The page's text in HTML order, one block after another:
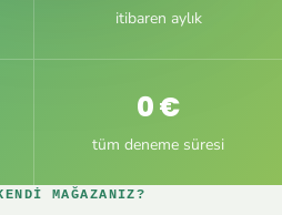
itibaren aylık
0 €
tüm deneme süresi
MAĞAZANIZ?